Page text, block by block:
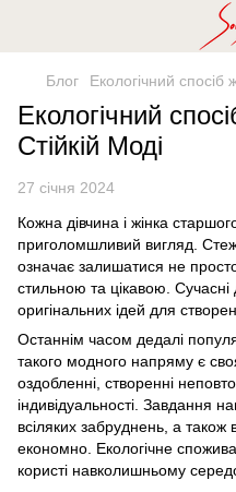
Блог Екологічний спосіб
Екологічний
Стійкій Моді
27 січня 2024
Кожна дівчина і жінка
приголомшливий вигляд.
означає залишатися не
стильною та цікавою.
оригінальних ідей для
Останнім часом дедалі
такого модного напряму є
оздобленні, створенні
індивідуальності. Завдання
всіляких забруднень, а також
економно. Екологічне
користі навколишньому